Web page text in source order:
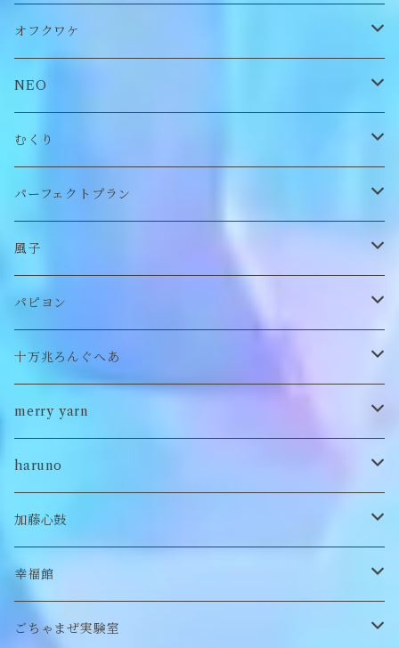
オリジナル
ビスチェ
付け襟
帽子
スヌード
チョーカー/ネックレス
バッグ
バブーシュカ
ポンチョ
オフクワケ
トップス
アウター
付け襟
bag/巾着
パンツ
ヘアアクセサリー
雑貨
キッズ
NEO
財布
ポーチ
bag/巾着
ピアス/イヤリング
イヤカフ
チョーカー
ヘアバレッタ
付け襟
カードケース
むくり
リング
ピアス/イヤリング
ブローチ
刺繍キャップ
ロンT
Tシャツ
キーホルダー
ぬいぐるみ
クッション
パーフェクトプラン
ワンピース
トップス
アウター
パンツ
スカート
シューズ/サンダル
セットアップ
風子
ぬいぐるみ
刺繍ポーチ
ブローチ
パピヨン
ぬいぐるみ
ぬいぐるみブローチ
ぬいぐるみリング
ぬいぐるみ鏡
ぬいぐるみキーホルダー
ぬいぐるみマフラー
十万兆ろんぐへあ
ブローチ
マフラー
merry yarn
帽子
haruno
ヘアゴム
靴下
キーホルダー
加藤心鼓
ロンT
幸福館
トレーナー
ごちゃまぜ実験室